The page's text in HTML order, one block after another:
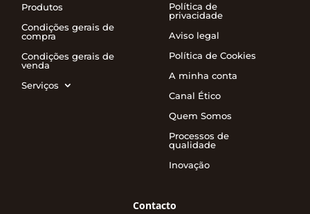
Produtos
Condições gerais de
compra
Condições gerais de
venda
Serviços
Política de
privacidade
Aviso legal
Política de Cookies
A minha conta
Canal Ético
Quem Somos
Processos de
qualidade
Inovação
Contacto